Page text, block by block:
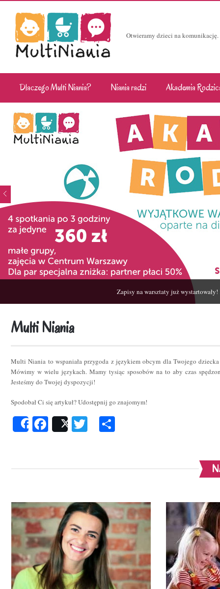
Otwieramy dzieci na
Dlaczego Multi Niania? Niania radzi Akademia
Zapisy na warsztaty już wystartowały!
Multi Niania
Multi Niania to wspaniała przygoda z językiem obcym dla Twojego
Mówimy w wielu językach. Mamy tysiąc sposobów na to aby czas
Jesteśmy do Twojej dyspozycji!
Spodobał Ci się artykuł? Udostępnij go znajomym!
ShareFacebook
Post Twitter